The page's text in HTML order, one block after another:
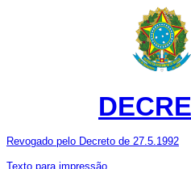
Revogado pelo Decreto de 27.5.1992
Texto para impressão